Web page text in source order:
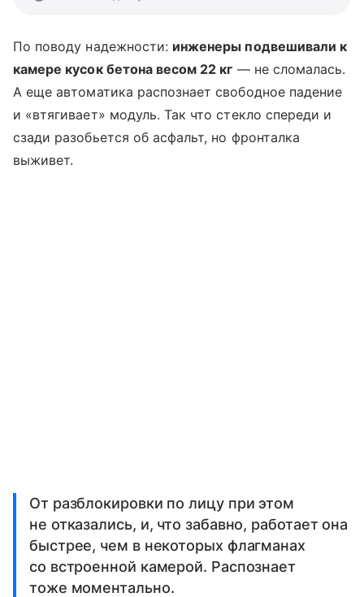
По поводу надежности: инженеры подвешивали к
камере кусок бетона весом 22 кг — не сломалась.
А еще автоматика распознает свободное падение
и «втягивает» модуль. Так что стекло спереди и
сзади разобьется об асфальт, но фронталка
выживет.
От разблокировки по лицу при этом
не отказались, и, что забавно, работает она
быстрее, чем в некоторых флагманах
со встроенной камерой. Распознает
тоже моментально.